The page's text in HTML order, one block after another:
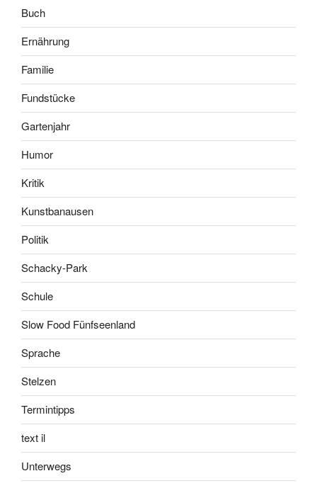
Buch
Ernährung
Familie
Fundstücke
Gartenjahr
Humor
Kritik
Kunstbanausen
Politik
Schacky-Park
Schule
Slow Food Fünfseenland
Sprache
Stelzen
Termintipps
text il
Unterwegs